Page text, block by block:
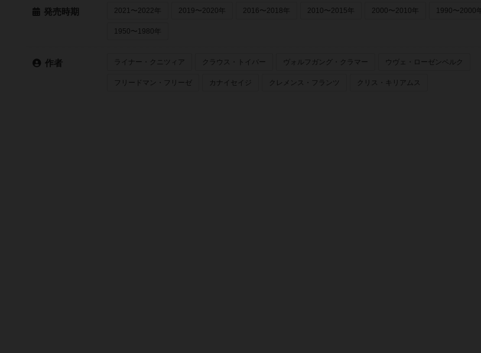
発売時期 2021〜2022年 2019〜2020年 2016〜2018年 2010〜2015年 2000〜2010年 1990〜2000年
1950〜1980年
作者 ライナー・クニツィア クラウス・トイバー ヴォルフガング・クラマー ウヴェ・ローゼンベルク
フリードマン・フリーゼ カナイセイジ クレメンス・フランツ クリス・キリアムス